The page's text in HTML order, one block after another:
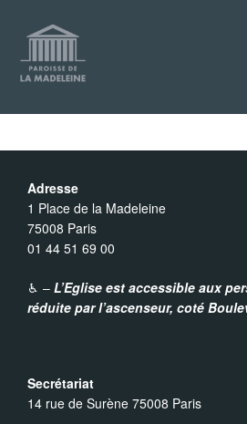
contenu
Adresse
1 Place de la Madeleine
75008 Paris
01 44 51 69 00
♿︎ – L’Eglise est accessible aux
réduite par l’ascenseur, coté
Secrétariat
14 rue de Surène 75008 Paris